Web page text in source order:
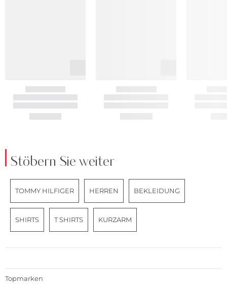
Stöbern Sie weiter
TOMMY HILFIGER HERREN BEKLEIDUNG
SHIRTS T SHIRTS KURZARM
Topmarken